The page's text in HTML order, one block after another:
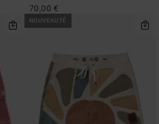
70,00 €
NOUVEAUTÉ